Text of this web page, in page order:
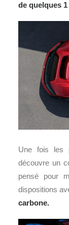
de quelques
Une fois les
découvre un
pensé pour
dispositions
carbone.